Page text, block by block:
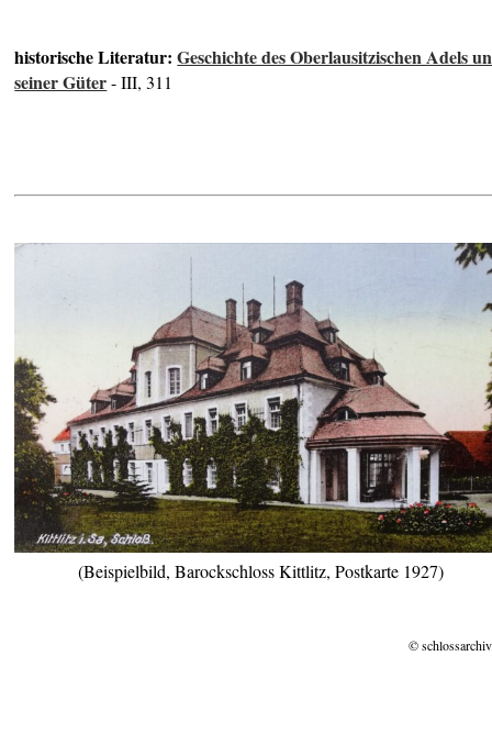
historische Literatur:Geschichte des Oberlausitzischen Adels
seiner Güter- III, 311
(Beispielbild, Barockschloss Kittlitz, Postkarte 1927)
©